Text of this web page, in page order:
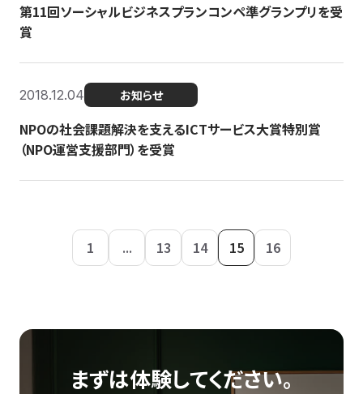
第11回ソーシャルビジネスプランコンペ準グランプリを受
賞
2018.12.04 お知らせ
NPOの社会課題解決を支えるICTサービス大賞特別賞
（NPO運営支援部門）を受賞
1 ... 13 14 15 16
まずは体験してください。